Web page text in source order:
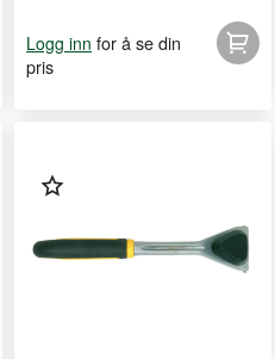
Logg inn for å se din
pris